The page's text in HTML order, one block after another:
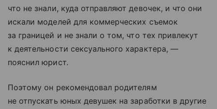
что не знали, куда отправляют девочек, и что они
искали моделей для коммерческих съемок
за границей и не знали о том, что тех привлекут
к деятельности сексуального характера, —
пояснил юрист.
Поэтому он рекомендовал родителям
не отпускать юных девушек на заработки в другие